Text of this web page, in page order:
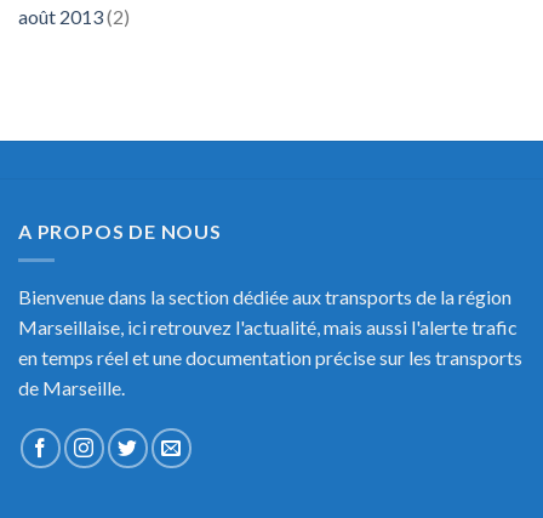
août 2013(2)
A PROPOS DE NOUS
Bienvenue dans la section dédiée aux transports de la région
Marseillaise, ici retrouvez l'actualité, mais aussi l'alerte trafic
en temps réel et une documentation précise sur les transports
de Marseille.